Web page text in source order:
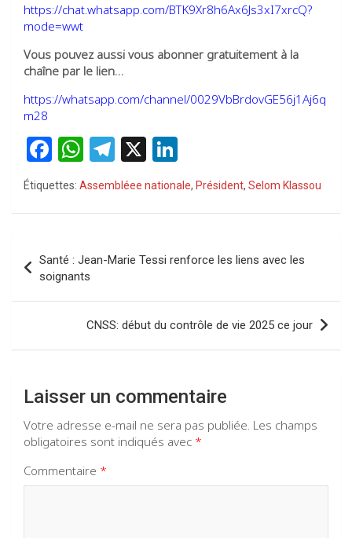
https://chat.whatsapp.com/BTK9Xr8h6Ax6Js3xI7xrcQ?
mode=wwt
Vous pouvez aussi vous abonner gratuitement à la
chaîne par le lien…
https://whatsapp.com/channel/0029VbBrdovGE56j1Aj6q
m28
F
a
o
o
k
W
h
A
p
p
T
el
a
X
n
ke
n
Étiquettes: Assembléee nationale, Président, Selom Klassou
de
l’article
Santé : Jean-Marie Tessi renforce les liens avec les
soignants
CNSS: début du contrôle de vie 2025 ce jour
Laisser un commentaire
Votre adresse e-mail ne sera pas publiée. Les champs
obligatoires sont indiqués avec *
Commentaire *